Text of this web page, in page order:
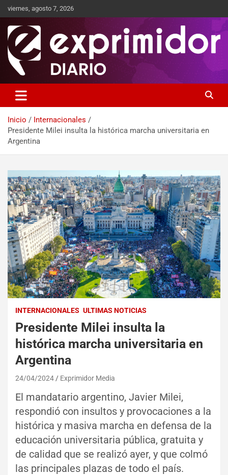
viernes, agosto 7, 2026
Exprimidor media
Inicio
Internacionales
Presidente Milei insulta la histórica marcha universitaria en
Argentina
INTERNACIONALES ULTIMAS NOTICIAS
Presidente Milei insulta la
histórica marcha universitaria en
Argentina
24/04/2024 Exprimidor Media
El mandatario argentino, Javier Milei,
respondió con insultos y provocaciones a la
histórica y masiva marcha en defensa de la
educación universitaria pública, gratuita y
de calidad que se realizó ayer, y que colmó
las principales plazas de todo el país.